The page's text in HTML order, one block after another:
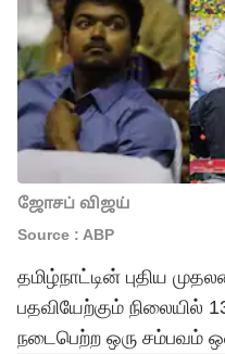
ஜோசப் விஜய்
Source : ABP
தமிழ்நாட்டின் புதிய
பதவியேற்கும் நிலையில்
நடைபெற்ற ஒரு சம்பவம்